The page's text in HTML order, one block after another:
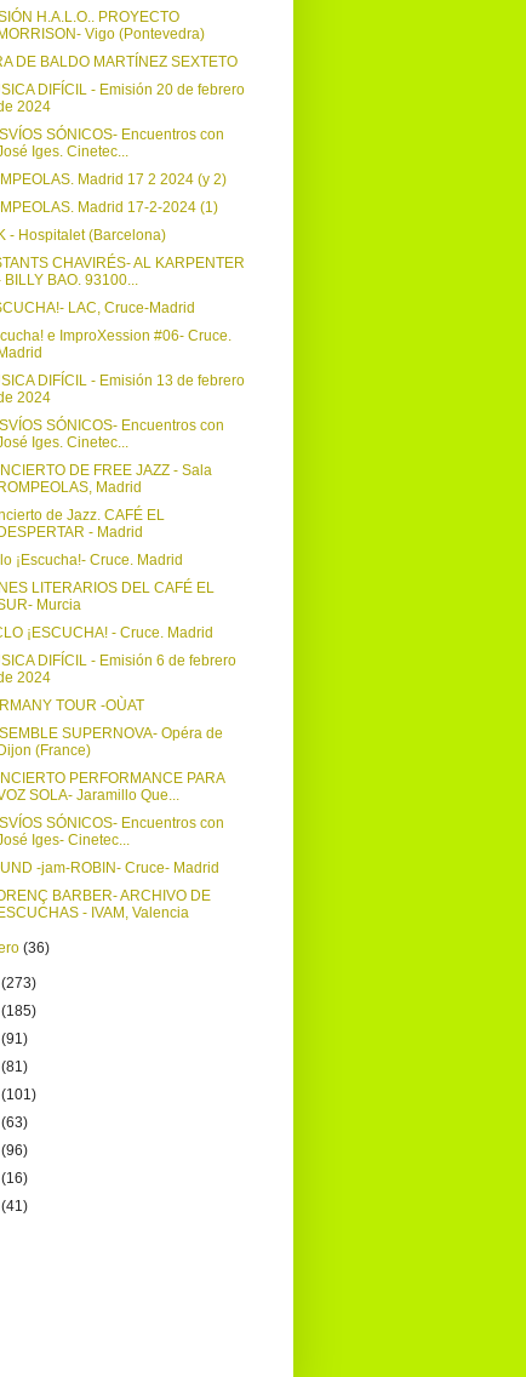
H.A.L.O.. PROYECTO
MORRISON- Vigo (Pontevedra)
DE BALDO MARTÍNEZ SEXTETO
DIFÍCIL - Emisión 20 de febrero
2024
SÓNICOS- Encuentros con
Iges. Cinetec...
Madrid 17 2 2024 (y 2)
Madrid 17-2-2024 (1)
- Hospitalet (Barcelona)
CHAVIRÉS- AL KARPENTER
BILLY BAO. 93100...
LAC, Cruce-Madrid
e ImproXession #06- Cruce.
Madrid
DIFÍCIL - Emisión 13 de febrero
2024
SÓNICOS- Encuentros con
Iges. Cinetec...
DE FREE JAZZ - Sala
ROMPEOLAS, Madrid
de Jazz. CAFÉ EL
DESPERTAR - Madrid
¡Escucha!- Cruce. Madrid
LITERARIOS DEL CAFÉ EL
Murcia
¡ESCUCHA! - Cruce. Madrid
DIFÍCIL - Emisión 6 de febrero
2024
TOUR -OÙAT
SUPERNOVA- Opéra de
Dijon (France)
PERFORMANCE PARA
SOLA- Jaramillo Que...
SÓNICOS- Encuentros con
Iges- Cinetec...
-jam-ROBIN- Cruce- Madrid
BARBER- ARCHIVO DE
ESCUCHAS - IVAM, Valencia
(36)
(273)
(185)
(91)
(81)
(101)
(63)
(96)
(16)
(41)